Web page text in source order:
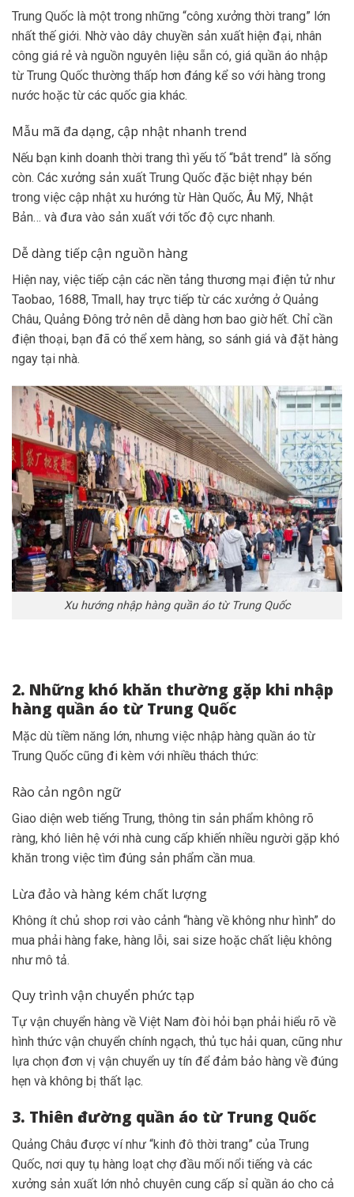
Trung Quốc là một trong những “công xưởng thời trang” lớn
nhất thế giới. Nhờ vào dây chuyền sản xuất hiện đại, nhân
công giá rẻ và nguồn nguyên liệu sẵn có, giá quần áo nhập
từ Trung Quốc thường thấp hơn đáng kể so với hàng trong
nước hoặc từ các quốc gia khác.
Mẫu mã đa dạng, cập nhật nhanh trend
Nếu bạn kinh doanh thời trang thì yếu tố “bắt trend” là sống
còn. Các xưởng sản xuất Trung Quốc đặc biệt nhạy bén
trong việc cập nhật xu hướng từ Hàn Quốc, Âu Mỹ, Nhật
Bản… và đưa vào sản xuất với tốc độ cực nhanh.
Dễ dàng tiếp cận nguồn hàng
Hiện nay, việc tiếp cận các nền tảng thương mại điện tử như
Taobao, 1688, Tmall, hay trực tiếp từ các xưởng ở Quảng
Châu, Quảng Đông trở nên dễ dàng hơn bao giờ hết. Chỉ cần
điện thoại, bạn đã có thể xem hàng, so sánh giá và đặt hàng
ngay tại nhà.
Xu hướng nhập hàng quần áo từ Trung Quốc
2. Những khó khăn thường gặp khi nhập
hàng quần áo từ Trung Quốc
Mặc dù tiềm năng lớn, nhưng việc nhập hàng quần áo từ
Trung Quốc cũng đi kèm với nhiều thách thức:
Rào cản ngôn ngữ
Giao diện web tiếng Trung, thông tin sản phẩm không rõ
ràng, khó liên hệ với nhà cung cấp khiến nhiều người gặp khó
khăn trong việc tìm đúng sản phẩm cần mua.
Lừa đảo và hàng kém chất lượng
Không ít chủ shop rơi vào cảnh “hàng về không như hình” do
mua phải hàng fake, hàng lỗi, sai size hoặc chất liệu không
như mô tả.
Quy trình vận chuyển phức tạp
Tự vận chuyển hàng về Việt Nam đòi hỏi bạn phải hiểu rõ về
hình thức vận chuyển chính ngạch, thủ tục hải quan, cũng như
lựa chọn đơn vị vận chuyển uy tín để đảm bảo hàng về đúng
hẹn và không bị thất lạc.
3. Thiên đường quần áo từ Trung Quốc
Quảng Châu được ví như “kinh đô thời trang” của Trung
Quốc, nơi quy tụ hàng loạt chợ đầu mối nổi tiếng và các
xưởng sản xuất lớn nhỏ chuyên cung cấp sỉ quần áo cho cả